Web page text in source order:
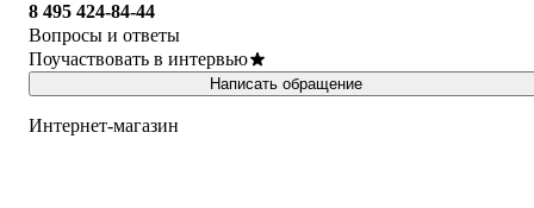
8 495 424-84-44
Вопросы и ответы
Поучаствовать в интервью
Написать обращение
Интернет-магазин